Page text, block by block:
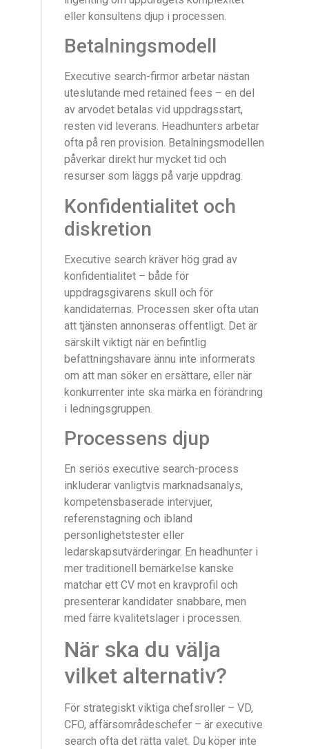
eller konsultens djup i processen.
Betalningsmodell
Executive search-firmor arbetar nästan
uteslutande med retained fees – en del
av arvodet betalas vid uppdragsstart,
resten vid leverans. Headhunters arbetar
ofta på ren provision. Betalningsmodellen
påverkar direkt hur mycket tid och
resurser som läggs på varje uppdrag.
Konfidentialitet och
diskretion
Executive search kräver hög grad av
konfidentialitet – både för
uppdragsgivarens skull och för
kandidaternas. Processen sker ofta utan
att tjänsten annonseras offentligt. Det är
särskilt viktigt när en befintlig
befattningshavare ännu inte informerats
om att man söker en ersättare, eller när
konkurrenter inte ska märka en förändring
i ledningsgruppen.
Processens djup
En seriös executive search-process
inkluderar vanligtvis marknadsanalys,
kompetensbaserade intervjuer,
referenstagning och ibland
personlighetstester eller
ledarskapsutvärderingar. En headhunter i
mer traditionell bemärkelse kanske
matchar ett CV mot en kravprofil och
presenterar kandidater snabbare, men
med färre kvalitetslager i processen.
När ska du välja
vilket alternativ?
För strategiskt viktiga chefsroller – VD,
CFO, affärsområdeschefer – är executive
search ofta det rätta valet. Du köper inte